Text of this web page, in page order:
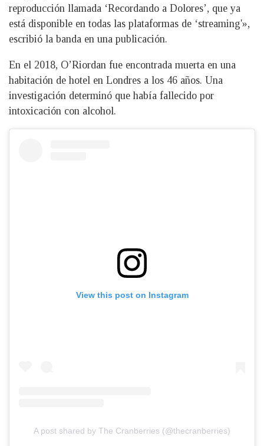
reproducción llamada ‘Recordando a Dolores’, que ya
está disponible en todas las plataformas de ‘streaming'»,
escribió la banda en una publicación.
En el 2018, O’Riordan fue encontrada muerta en una
habitación de hotel en Londres a los 46 años. Una
investigación determinó que había fallecido por
intoxicación con alcohol.
View this post on Instagram
A post shared by The Cranberries (@thecranberries)